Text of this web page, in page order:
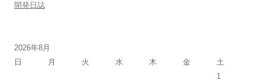
開発日誌
2026年8月
日
月 火 水 木 金
土
1